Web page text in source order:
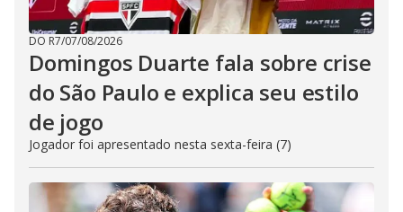
DO R7/07/08/2026
Domingos Duarte fala sobre crise
do São Paulo e explica seu estilo
de jogo
Jogador foi apresentado nesta sexta-feira (7)